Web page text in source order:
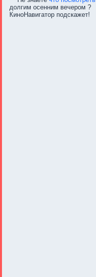
долгим осенним вечером ?
КиноНавигатор подскажет!